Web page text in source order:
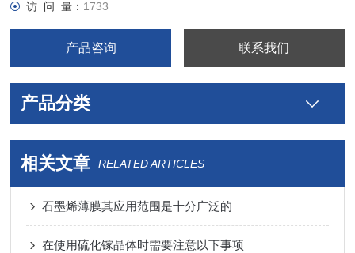
访 问 量： 1733
产品咨询 联系我们
产品分类
相关文章 RELATED ARTICLES
石墨烯薄膜其应用范围是十分广泛的
在使用硫化镓晶体时需要注意以下事项